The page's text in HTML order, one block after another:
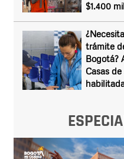
$1.400
trámite
Bogotá?
Casas